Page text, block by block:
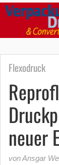
Flexodruck
neuer
von Ansgar